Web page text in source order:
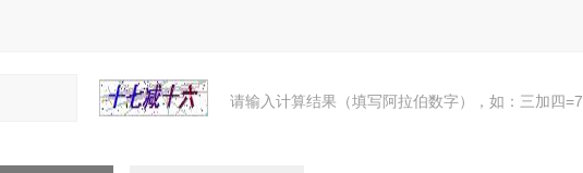
请输入计算结果（填写阿拉伯数字），如：三加四=7